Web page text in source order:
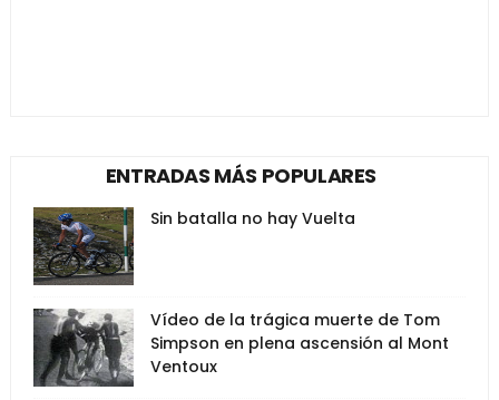
ENTRADAS MÁS POPULARES
Sin batalla no hay Vuelta
Vídeo de la trágica muerte de Tom
Simpson en plena ascensión al Mont
Ventoux